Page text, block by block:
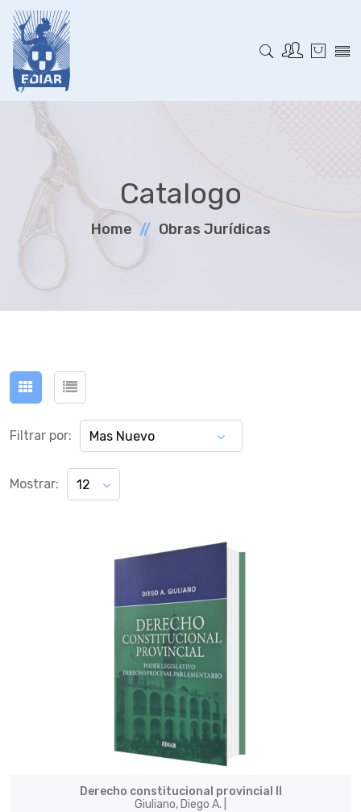
Catalogo
Home Obras Jurí­dicas
Filtrar por: Mas Nuevo
Mostrar: 12
Derecho constitucional provincial II
Giuliano, Diego A. |